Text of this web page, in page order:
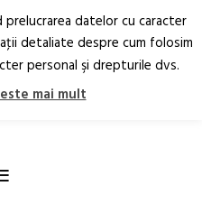
RO EN
datelor cu caracter
detaliate despre cum folosim
personal şi drepturile dvs.
mai mult